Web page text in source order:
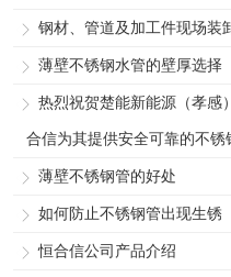
钢材、管道及加工件现场装
薄壁不锈钢水管的壁厚选择
热烈祝贺楚能新能源（孝感
合信为其提供安全可靠的不锈
薄壁不锈钢管的好处
如何防止不锈钢管出现生锈
恒合信公司产品介绍